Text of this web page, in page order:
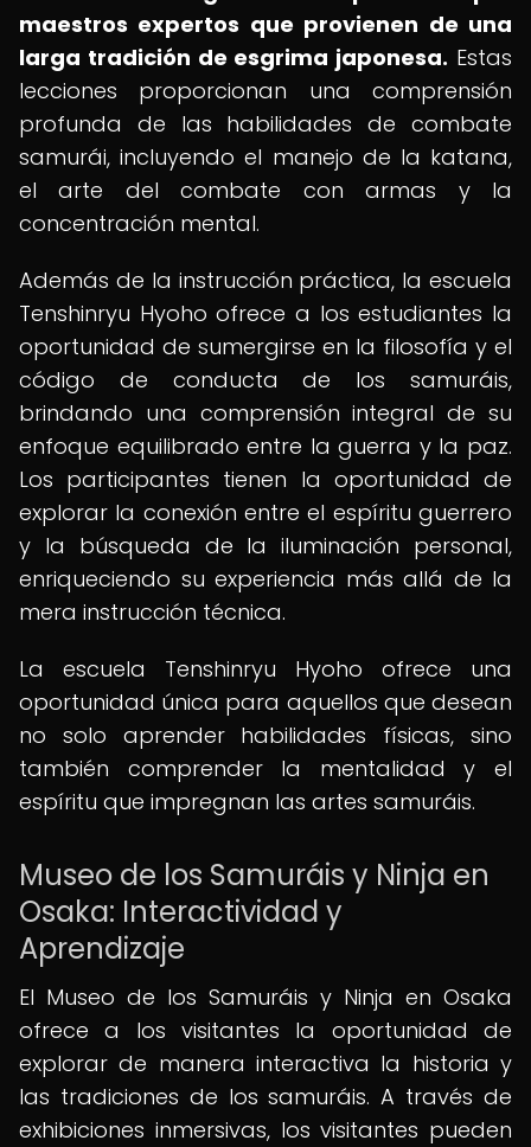
maestros expertos que provienen de una
larga tradición de esgrima japonesa. Estas
lecciones proporcionan una comprensión
profunda de las habilidades de combate
samurái, incluyendo el manejo de la katana,
el arte del combate con armas y la
concentración mental.
Además de la instrucción práctica, la escuela
Tenshinryu Hyoho ofrece a los estudiantes la
oportunidad de sumergirse en la filosofía y el
código de conducta de los samuráis,
brindando una comprensión integral de su
enfoque equilibrado entre la guerra y la paz.
Los participantes tienen la oportunidad de
explorar la conexión entre el espíritu guerrero
y la búsqueda de la iluminación personal,
enriqueciendo su experiencia más allá de la
mera instrucción técnica.
La escuela Tenshinryu Hyoho ofrece una
oportunidad única para aquellos que desean
no solo aprender habilidades físicas, sino
también comprender la mentalidad y el
espíritu que impregnan las artes samuráis.
Museo de los Samuráis y Ninja en
Osaka: Interactividad y
Aprendizaje
El Museo de los Samuráis y Ninja en Osaka
ofrece a los visitantes la oportunidad de
explorar de manera interactiva la historia y
las tradiciones de los samuráis. A través de
exhibiciones inmersivas, los visitantes pueden